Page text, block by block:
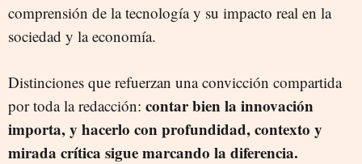
comprensión de la tecnología y su impacto real en la
sociedad y la economía.
Distinciones que refuerzan una convicción compartida
por toda la redacción: contar bien la innovación
importa, y hacerlo con profundidad, contexto y
mirada crítica sigue marcando la diferencia.